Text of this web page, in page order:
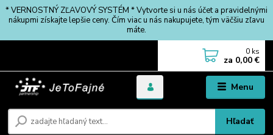
* VERNOSTNÝ ZĽAVOVÝ SYSTÉM * Vytvorte si u nás účet a pravidelnými
nákupmi získajte lepšie ceny. Čím viac u nás nakupujete, tým väčšiu zľavu
máte.
Menu
Hľadať
0 ks
za 0,00 €